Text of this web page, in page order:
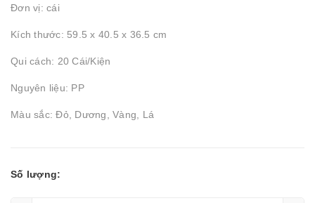
Đơn vị: cái
Kích thước: 59.5 x 40.5 x 36.5 cm
Qui cách: 20 Cái/Kiện
Nguyên liệu: PP
Màu sắc: Đỏ, Dương, Vàng, Lá
Số lượng: